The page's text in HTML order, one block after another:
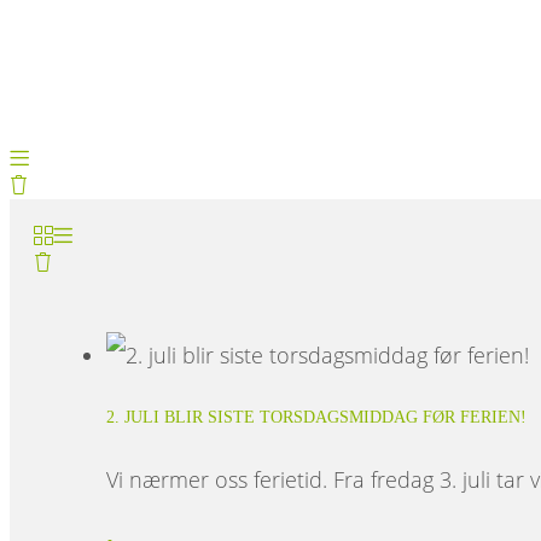
2. JULI BLIR SISTE TORSDAGSMIDDAG FØR FERIEN!
Vi nærmer oss ferietid. Fra fredag 3. juli tar